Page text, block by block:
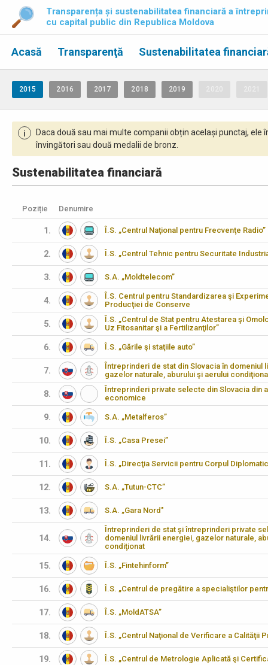
Transparența și sustenabilitatea financiară a
cu capital public din Republica Moldova
Acasă Transparenţă Sustenabilitatea
2015 2016 2017 2018 2019
i
Daca două sau mai multe companii obțin același punctaj,
învingători sau două medalii de bronz.
Sustenabilitatea financiară
Poziție Denumire
1. Î.S. „Centrul Naţional pentru Frecvenţe Radio”
2. Î.S. „Centrul Tehnic pentru Securitate
3. S.A. „Moldtelecom”
4.
Î.S. Centrul pentru Standardizarea şi
Producţiei de Conserve
5.
Î.S. „Centrul de Stat pentru Atestarea şi
Uz Fitosanitar şi a Fertilizanţilor”
6. Î.S. „Gările şi staţiile auto”
7.
Întreprinderi de stat din Slovacia în domeniul
gazelor naturale, aburului şi aerului
8.
Întreprinderi private selecte din Slovacia din
economice
9. S.A. „Metalferos”
10. Î.S. „Casa Presei”
11. Î.S. „Direcţia Servicii pentru Corpul
12. S.A. „Tutun-CTC”
13. S.A. „Gara Nord"
14.
Întreprinderi de stat şi întreprinderi private
domeniul livrării energiei, gazelor naturale,
condiţionat
15. Î.S. „Fintehinform”
16. Î.S. „Centrul de pregătire a specialiştilor
17. Î.S. „MoldATSA”
18. Î.S. „Centrul Naţional de Verificare a Calităţii
19. Î.S. „Centrul de Metrologie Aplicată şi